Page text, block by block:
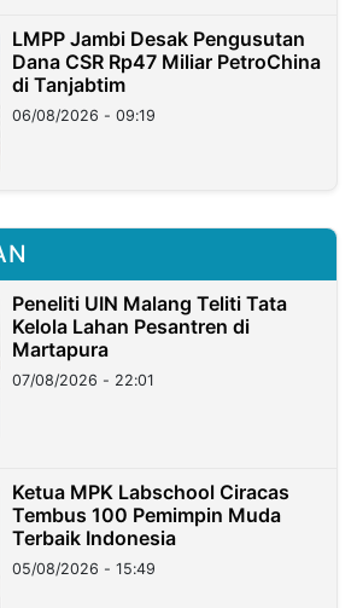
LMPP Jambi Desak Pengusutan
Dana CSR Rp47 Miliar PetroChina
di Tanjabtim
06/08/2026 - 09:19
Peneliti UIN Malang Teliti Tata
Kelola Lahan Pesantren di
Martapura
07/08/2026 - 22:01
Ketua MPK Labschool Ciracas
Tembus 100 Pemimpin Muda
Terbaik Indonesia
05/08/2026 - 15:49